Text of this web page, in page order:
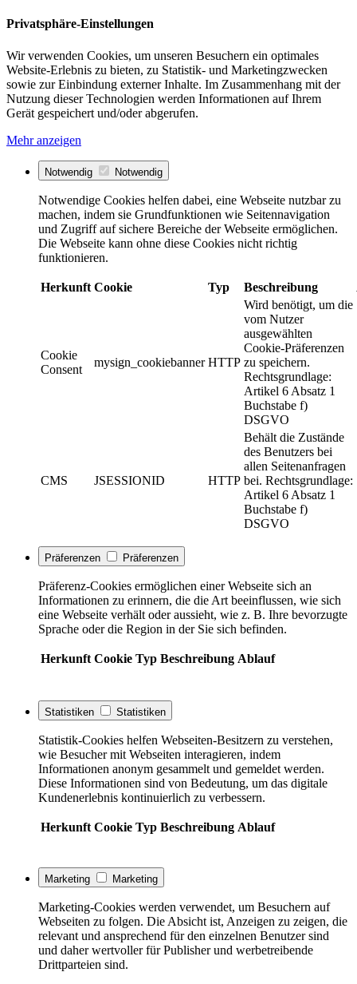
Privatsphäre-Einstellungen
Wir verwenden Cookies, um unseren Besuchern ein optimales
Website-Erlebnis zu bieten, zu Statistik- und Marketingzwecken
sowie zur Einbindung externer Inhalte. Im Zusammenhang mit der
Nutzung dieser Technologien werden Informationen auf Ihrem
Gerät gespeichert und/oder abgerufen.
Mehr anzeigen
Notwendig Notwendig
Notwendige Cookies helfen dabei, eine Webseite nutzbar zu
machen, indem sie Grundfunktionen wie Seitennavigation
und Zugriff auf sichere Bereiche der Webseite ermöglichen.
Die Webseite kann ohne diese Cookies nicht richtig
funktionieren.
Herkunft Cookie Typ Beschreibung
Cookie
Consent
mysign_cookiebanner HTTP
Wird benötigt, um die
vom Nutzer
ausgewählten
Cookie-Präferenzen
zu speichern.
Rechtsgrundlage:
Artikel 6 Absatz 1
Buchstabe f)
DSGVO
CMS JSESSIONID HTTP
Behält die Zustände
des Benutzers bei
allen Seitenanfragen
bei. Rechtsgrundlage:
Artikel 6 Absatz 1
Buchstabe f)
DSGVO
Präferenzen Präferenzen
Präferenz-Cookies ermöglichen einer Webseite sich an
Informationen zu erinnern, die die Art beeinflussen, wie sich
eine Webseite verhält oder aussieht, wie z. B. Ihre bevorzugte
Sprache oder die Region in der Sie sich befinden.
Herkunft Cookie Typ Beschreibung Ablauf
Statistiken Statistiken
Statistik-Cookies helfen Webseiten-Besitzern zu verstehen,
wie Besucher mit Webseiten interagieren, indem
Informationen anonym gesammelt und gemeldet werden.
Diese Informationen sind von Bedeutung, um das digitale
Kundenerlebnis kontinuierlich zu verbessern.
Herkunft Cookie Typ Beschreibung Ablauf
Marketing Marketing
Marketing-Cookies werden verwendet, um Besuchern auf
Webseiten zu folgen. Die Absicht ist, Anzeigen zu zeigen, die
relevant und ansprechend für den einzelnen Benutzer sind
und daher wertvoller für Publisher und werbetreibende
Drittparteien sind.